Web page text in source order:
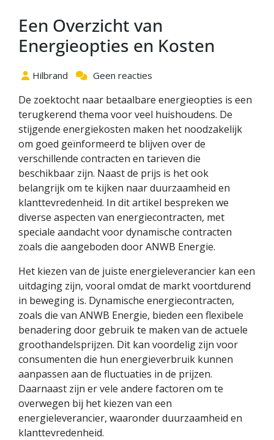
Een Overzicht van
Energieopties en Kosten
Hilbrand Geen reacties
De zoektocht naar betaalbare energieopties is een
terugkerend thema voor veel huishoudens. De
stijgende energiekosten maken het noodzakelijk
om goed geïnformeerd te blijven over de
verschillende contracten en tarieven die
beschikbaar zijn. Naast de prijs is het ook
belangrijk om te kijken naar duurzaamheid en
klanttevredenheid. In dit artikel bespreken we
diverse aspecten van energiecontracten, met
speciale aandacht voor dynamische contracten
zoals die aangeboden door ANWB Energie.
Het kiezen van de juiste energieleverancier kan een
uitdaging zijn, vooral omdat de markt voortdurend
in beweging is. Dynamische energiecontracten,
zoals die van ANWB Energie, bieden een flexibele
benadering door gebruik te maken van de actuele
groothandelsprijzen. Dit kan voordelig zijn voor
consumenten die hun energieverbruik kunnen
aanpassen aan de fluctuaties in de prijzen.
Daarnaast zijn er vele andere factoren om te
overwegen bij het kiezen van een
energieleverancier, waaronder duurzaamheid en
klanttevredenheid.